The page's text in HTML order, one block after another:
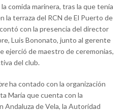
comida marinera, tras la que tenía
la terraza del RCN de El Puerto de
con la presencia del director
Luis Bononato, junto al gerente
ejerció de maestro de ceremonias,
del club.
ha contado con la organización
María que cuenta con la
Andaluza de Vela, la Autoridad